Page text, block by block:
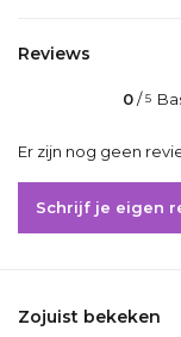
Reviews
0/5
Er zijn nog geen
Schrijf je eigen
Zojuist bekeken